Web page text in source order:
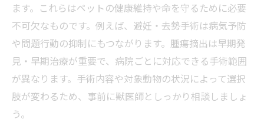
ます。これらはペットの健康維持や命を守るために必要
不可欠なものです。例えば、避妊・去勢手術は病気予防
や問題行動の抑制にもつながります。腫瘍摘出は早期発
見・早期治療が重要で、病院ごとに対応できる手術範囲
が異なります。手術内容や対象動物の状況によって選択
肢が変わるため、事前に獣医師としっかり相談しましょ
う。